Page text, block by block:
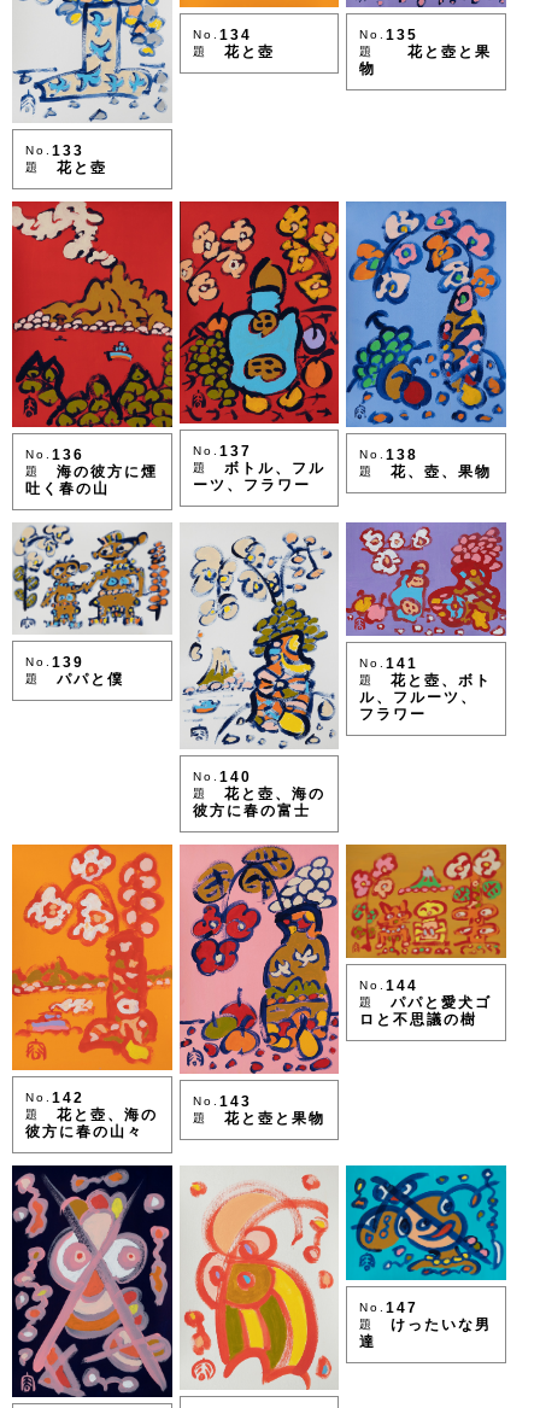
No. 133
題 花と壺
No. 134
題 花と壺
No.135
題
花と壺と果
物
No. 136
題
海の彼方に煙
吐く春の山
No. 137
題
ボトル、フル
ーツ、フラワー
No.138
題 花、壺、果物
No. 139
題 パパと僕
No. 140
題
花と壺、海の
彼方に春の富士
No.141
題
花と壺、ボト
ル、フルーツ、
フラワー
No. 142
題
花と壺、海の
彼方に春の山々
No. 143
題 花と壺と果物
No.144
題
パパと愛犬ゴ
ロと不思議の樹
No.147
題
けったいな男
達